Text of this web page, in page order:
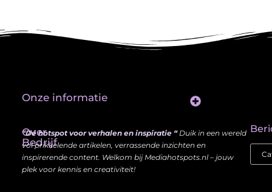
Over
Bedrijf
“Dé hotspot voor verhalen en inspiratie “Duik in een wereld
vol prikkelende artikelen, verrassende inzichten en
inspirerende content. Welkom bij Mediahotspots.nl – jouw
plek voor kennis en creativiteit!
Onze informatie